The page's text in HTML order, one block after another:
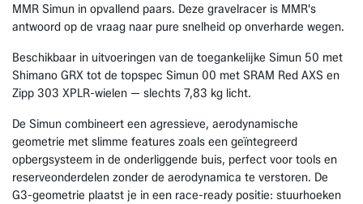
MMR Simun in opvallend paars. Deze gravelracer is MMR's
antwoord op de vraag naar pure snelheid op onverharde wegen.
Beschikbaar in uitvoeringen van de toegankelijke Simun 50 met
Shimano GRX tot de topspec Simun 00 met SRAM Red AXS en
Zipp 303 XPLR-wielen — slechts 7,83 kg licht.
De Simun combineert een agressieve, aerodynamische
geometrie met slimme features zoals een geïntegreerd
opbergsysteem in de onderliggende buis, perfect voor tools en
reserveonderdelen zonder de aerodynamica te verstoren. De
G3-geometrie plaatst je in een race-ready positie: stuurhoeken